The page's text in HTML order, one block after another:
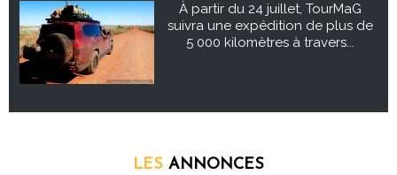
À partir du 24 juillet, TourMaG
suivra une expédition de plus de
5 000 kilomètres à travers...
LES ANNONCES